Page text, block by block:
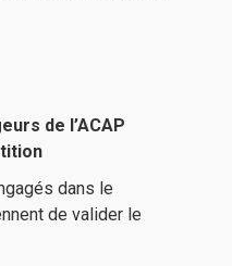
de l’ACAP
dans le
de valider le